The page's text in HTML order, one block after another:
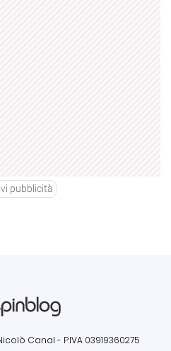
pubblicità
Canal - P.IVA 03919360275